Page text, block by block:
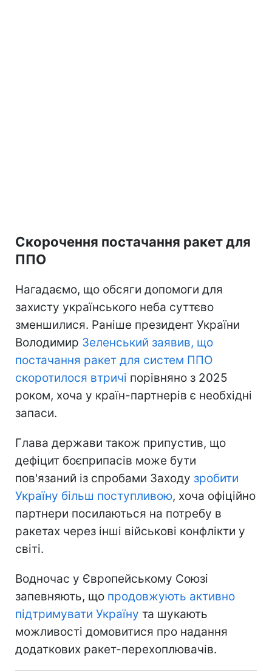
Скорочення постачання ракет для
ППО
Нагадаємо, що обсяги допомоги для
захисту українського неба суттєво
зменшилися. Раніше президент України
Володимир Зеленський заявив, що
постачання ракет для систем ППО
скоротилося втричі порівняно з 2025
роком, хоча у країн-партнерів є необхідні
запаси.
Глава держави також припустив, що
дефіцит боєприпасів може бути
пов'язаний із спробами Заходу зробити
Україну більш поступливою, хоча офіційно
партнери посилаються на потребу в
ракетах через інші військові конфлікти у
світі.
Водночас у Європейському Союзі
запевняють, що продовжують активно
підтримувати Україну та шукають
можливості домовитися про надання
додаткових ракет-перехоплювачів.